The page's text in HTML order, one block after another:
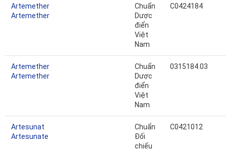
Artemether
Artemether
Chuẩn
Dược
điển
Việt
Nam
C0424184
Artemether
Artemether
Chuẩn
Dược
điển
Việt
Nam
0315184.03
Artesunat
Artesunate
Chuẩn
Đối
chiếu
C0421012